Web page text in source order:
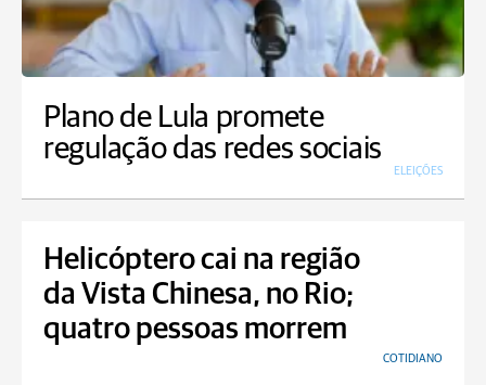
Plano de Lula promete
regulação das redes sociais
ELEIÇÕES
Helicóptero cai na região
da Vista Chinesa, no Rio;
quatro pessoas morrem
COTIDIANO